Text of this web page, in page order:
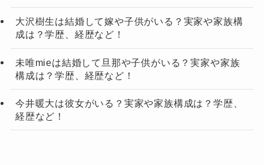
大沢樹生は結婚して嫁や子供がいる？実家や家族構
成は？学歴、経歴など！
未唯mieは結婚して旦那や子供がいる？実家や家族
構成は？学歴、経歴など！
今井暖大は彼女がいる？実家や家族構成は？学歴、
経歴など！